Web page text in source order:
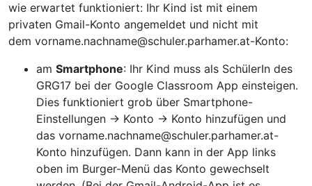
wie erwartet funktioniert: Ihr Kind ist mit einem
privaten Gmail-Konto angemeldet und nicht mit
dem vorname.nachname@schuler.parhamer.at-Konto:
am Smartphone: Ihr Kind muss als SchülerIn des
GRG17 bei der Google Classroom App einsteigen.
Dies funktioniert grob über Smartphone-
Einstellungen -> Konto -> Konto hinzufügen und
das vorname.nachname@schuler.parhamer.at-
Konto hinzufügen. Dann kann in der App links
oben im Burger-Menü das Konto gewechselt